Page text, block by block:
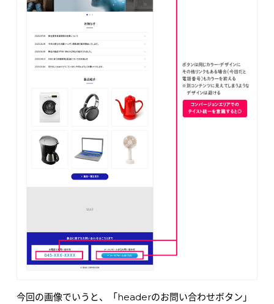
今回の画像でいうと、「headerのお問い合わせボタン」